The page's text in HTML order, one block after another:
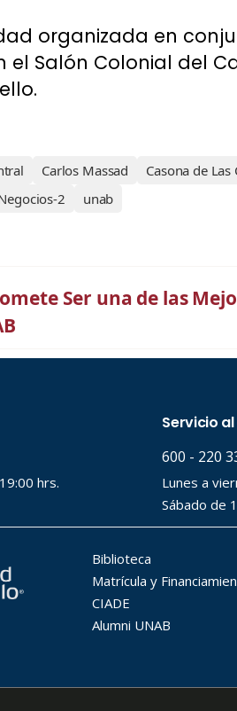
organizada en
el Salón Colonial del
Carlos Massad
Casona de Las
2
unab
Ser una de las